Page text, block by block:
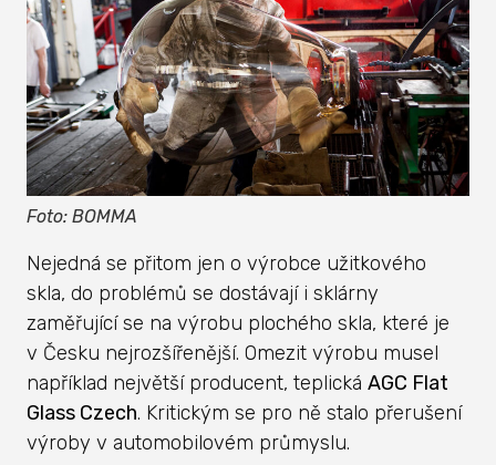
Foto: BOMMA
Nejedná se přitom jen o výrobce užitkového
skla, do problémů se dostávají i sklárny
zaměřující se na výrobu plochého skla, které je
v Česku nejrozšířenější. Omezit výrobu musel
například největší producent, teplická AGC Flat
Glass Czech. Kritickým se pro ně stalo přerušení
výroby v automobilovém průmyslu.